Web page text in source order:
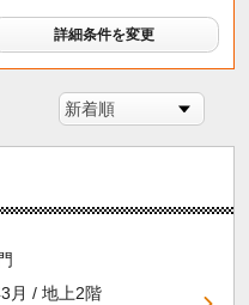
詳細条件を変更
月 / 地上2階